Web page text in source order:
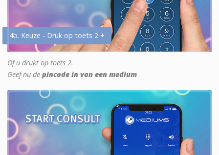
4b. Keuze - Druk op toets 2 +
Of u drukt op toets 2.
Geef nu de pincode in van een medium